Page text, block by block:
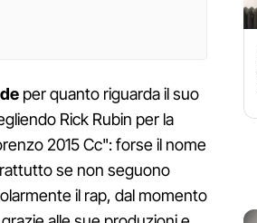
per quanto riguarda il suo
Rick Rubin per la
2015 Cc": forse il nome
se non seguono
il rap, dal momento